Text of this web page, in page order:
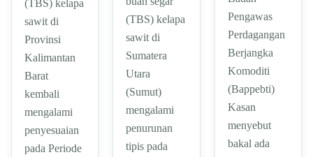
(TBS) kelapa
sawit di
Provinsi
Kalimantan
Barat
kembali
mengalami
penyesuaian
pada Periode
(TBS) kelapa
sawit di
Sumatera
Utara
(Sumut)
mengalami
penurunan
tipis pada
Pengawas
Perdagangan
Berjangka
Komoditi
(Bappebti)
Kasan
menyebut
bakal ada